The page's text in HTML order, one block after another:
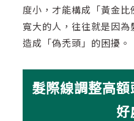
度小，才能構成「黃金
寬大的人，往往就是因為
造成「偽禿頭」的困擾。
髮際線調整高
好